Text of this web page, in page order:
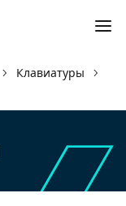
Клавиатуры